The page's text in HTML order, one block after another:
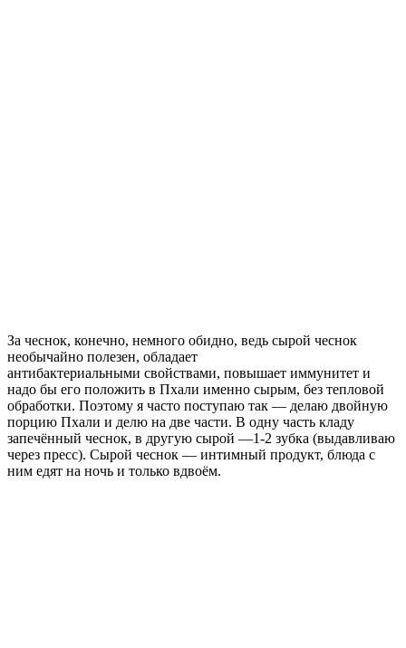
За чеснок, конечно, немного обидно, ведь сырой чеснок
необычайно полезен, обладает
антибактериальными свойствами, повышает иммунитет и
надо бы его положить в Пхали именно сырым, без тепловой
обработки. Поэтому я часто поступаю так — делаю двойную
порцию Пхали и делю на две части. В одну часть кладу
запечённый чеснок, в другую сырой —1-2 зубка (выдавливаю
через пресс). Сырой чеснок — интимный продукт, блюда с
ним едят на ночь и только вдвоём.